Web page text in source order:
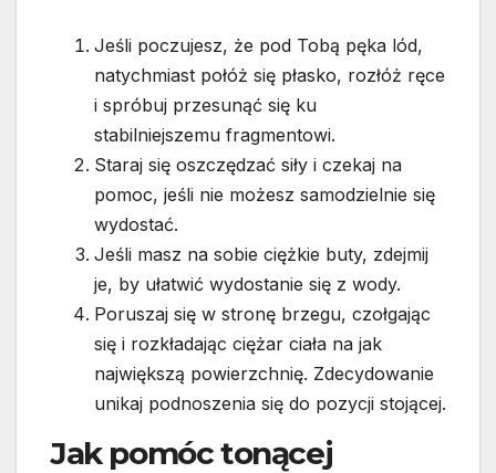
Jeśli poczujesz, że pod Tobą pęka lód,
natychmiast połóż się płasko, rozłóż ręce
i spróbuj przesunąć się ku
stabilniejszemu fragmentowi.
Staraj się oszczędzać siły i czekaj na
pomoc, jeśli nie możesz samodzielnie się
wydostać.
Jeśli masz na sobie ciężkie buty, zdejmij
je, by ułatwić wydostanie się z wody.
Poruszaj się w stronę brzegu, czołgając
się i rozkładając ciężar ciała na jak
największą powierzchnię. Zdecydowanie
unikaj podnoszenia się do pozycji stojącej.
Jak pomóc tonącej